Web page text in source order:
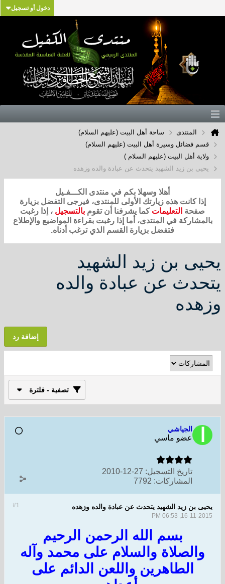
دخول أو تسجيل
المنتدى
ساحة أهل البيت (عليهم السلام)
قسم فضائل وسيرة أهل البيت (عليهم السلام)
ولاية أهل البيت (عليهم السلام )
يحيى بن زيد الشهيد يتحدث عن عبادة والده وزهده
أهلا وسهلا بكم في منتدى الكـــفـيل
إذا كانت هذه زيارتك الأولى للمنتدى، فيرجى التفضل بزيارة
صفحة التعليمات كما يشرفنا أن تقوم بالتسجيل ، إذا رغبت
بالمشاركة في المنتدى، أما إذا رغبت بقراءة المواضيع والإطلاع
فتفضل بزيارة القسم الذي ترغب أدناه.
يحيى بن زيد الشهيد
يتحدث عن عبادة والده
وزهده
إضافة رد
تصفية - فلترة
الجياشي
عضو ماسي
تاريخ التسجيل: 27-12-2010
المشاركات: 7792
#1 يحيى بن زيد الشهيد يتحدث عن عبادة والده وزهده
16-11-2015, 06:53 PM
بسم الله الرحمن الرحيم
والصلاة والسلام على محمد وآله
الطاهرين واللعن الدائم على